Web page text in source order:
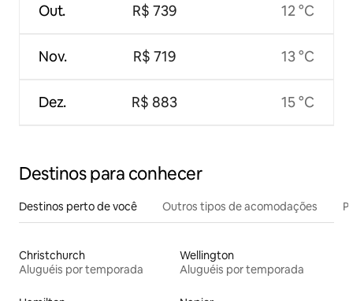
Out.
Nov.
Dez.
R$ 739
R$ 719
R$ 883
12 °C
13 °C
15 °C
Destinos para conhecer
Destinos perto de você Outros tipos de acomodações
Christchurch
Aluguéis por temporada
Wellington
Aluguéis por temporada